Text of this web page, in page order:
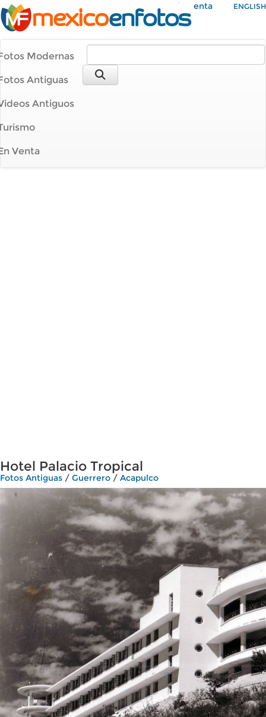
Mi Cuenta ENGLISH
Modernas
Antiguas
Antiguos
Venta
Hotel Palacio Tropical
Fotos Antiguas / Guerrero / Acapulco